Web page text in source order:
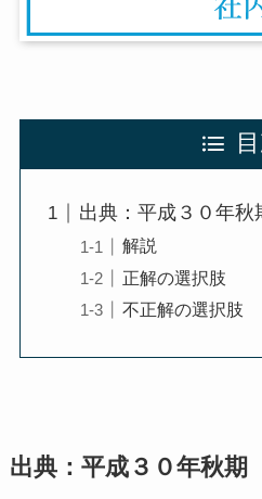
出典：平成３０年
解説
正解の選択肢
不正解の選択肢
出典：平成３０年秋